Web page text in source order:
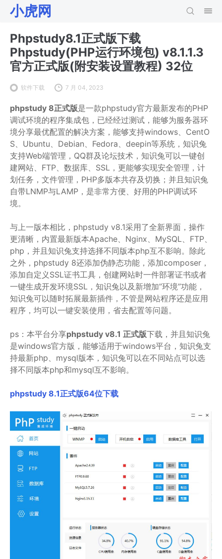
小虎网
Phpstudy8.1正式版下载
Phpstudy(PHP运行环境包) v8.1.1.3
官方正式版(附安装设置教程) 32位
软件下载 7 月 04, 2023
phpstudy 8正式版是一款phpstudy官方最新发布的PHP
调试环境的程序集成包，已经经过测试，能够为服务器环
境分享最优配置的解决方案，能够支持windows、CentO
S、Ubuntu、Debian、Fedora、deepin等系统，知识兔
支持Web端管理，QQ群及论坛技术，知识兔可以一键创
建网站、FTP、数据库、SSL，更能够实现安全管理，计
划任务，文件管理，PHP多版本共存及切换；并且知识兔
自带LNMP与LAMP，是非常方便、好用的PHP调试环
境。
与上一版本相比，phpstudy v8.1采用了全新界面，操作
更清晰，内置最新版本Apache、Nginx、MySQL、FTP、
php，并且知识兔支持选择不同版本php互不影响。除此
之外，phpstudy 8还添加伪静态功能，添加composer，
添加自定义SSL证书工具，创建网站时一件部署证书或者
一键生成开发环境SSL，知识兔以及新增加”环境”功能，
知识兔可以随时拓展最新插件，不管是网站程序还是应用
程序，均可以一键安装使用，省去配置等问题。
ps：本平台分享phpstudy v8.1 正式版下载，并且知识兔
是windows官方版，能够适用于windows平台，知识兔支
持最新php、mysql版本，知识兔可以在不同站点可以选
择不同版本php和mysql互不影响。
phpstudy 8.1正式版64位下载